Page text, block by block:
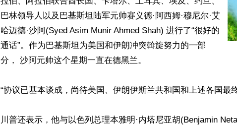
巴林领导人以及巴基斯坦陆军元帅赛义德·阿西姆·穆尼尔·艾
哈迈德·沙阿(Syed Asim Munir Ahmed Shah) 进行了“很好的
通话”。作为巴基斯坦为美国和伊朗冲突斡旋努力的一部
分， 沙阿元帅这个星期一直在德黑兰。
“协议已基本谈成，尚待美国、伊朗伊斯兰共和国和上述各国最
川普还表示，他与以色列总理本雅明·内塔尼亚胡(Benjamin